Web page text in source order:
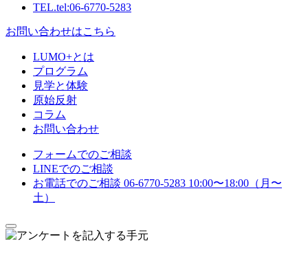
TEL.tel:06-6770-5283
お問い合わせはこちら
LUMO+とは
プログラム
見学と体験
原始反射
コラム
お問い合わせ
フォームでのご相談
LINEでのご相談
お電話でのご相談 06-6770-5283 10:00〜18:00（月〜
土）
メ
ニ